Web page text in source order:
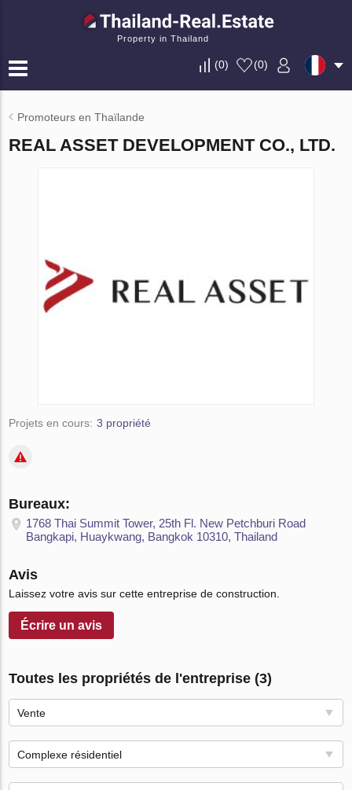
Property in Thailand
(0) (0)
Promoteurs en Thaïlande
REAL ASSET DEVELOPMENT CO., LTD.
Projets en cours: 3 propriété
Bureaux:
1768 Thai Summit Tower, 25th Fl. New Petchburi Road
Bangkapi, Huaykwang, Bangkok 10310, Thailand
Avis
Laissez votre avis sur cette entreprise de construction.
Écrire un avis
Toutes les propriétés de l'entreprise (3)
Vente
Complexe résidentiel